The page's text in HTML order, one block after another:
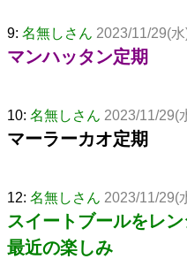
9: 名無しさん 2023/11/29(
マンハッタン定期
10: 名無しさん 2023/11/29(
マーラーカオ定期
12: 名無しさん 2023/11/29(
スイートブールをレ
最近の楽しみ